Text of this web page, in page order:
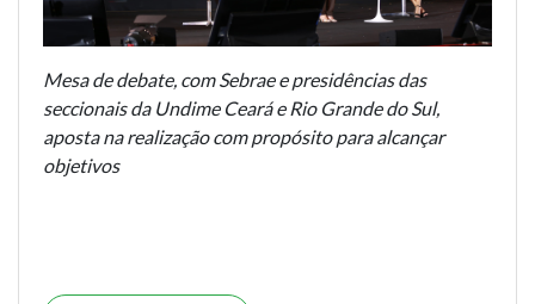
Mesa de debate, com Sebrae e presidências das
seccionais da Undime Ceará e Rio Grande do Sul,
aposta na realização com propósito para alcançar
objetivos